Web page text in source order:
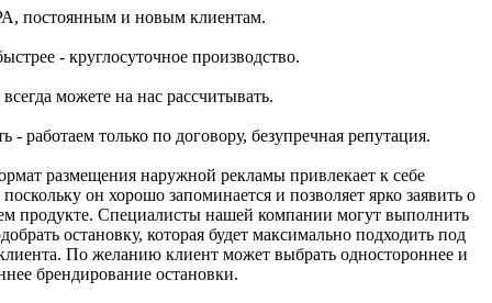
постоянным и новым клиентам.
- круглосуточное производство.
можете на нас рассчитывать.
- работаем только по договору, безупречная репутация.
размещения наружной рекламы привлекает к себе
он хорошо запоминается и позволяет ярко заявить о
продукте. Специалисты нашей компании могут выполнить
остановку, которая будет максимально подходить под
По желанию клиент может выбрать одностороннее и
брендирование остановки.